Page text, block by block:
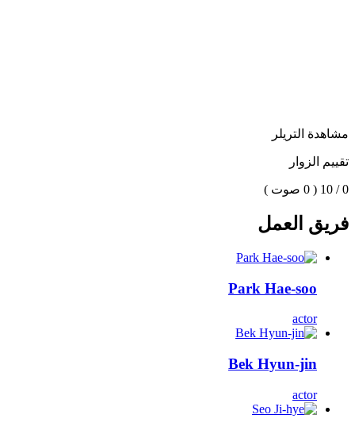
مشاهدة التريلر
تقييم الزوار
0 / 10 ( 0 صوت )
فريق العمل
Park Hae-soo
actor
Bek Hyun-jin
actor